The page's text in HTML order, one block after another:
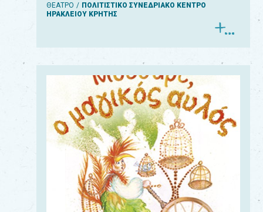
ΘΕΑΤΡΟ
ΠΟΛΙΤΙΣΤΙΚΟ ΣΥΝΕΔΡΙΑΚΟ ΚΕΝΤΡΟ
ΗΡΑΚΛΕΙΟΥ ΚΡΗΤΗΣ